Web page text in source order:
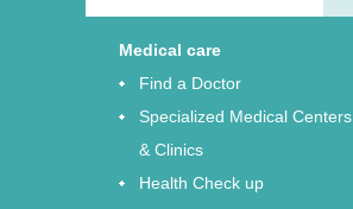
Medical care
Find a Doctor
Specialized Medical Centers
& Clinics
Health Check up